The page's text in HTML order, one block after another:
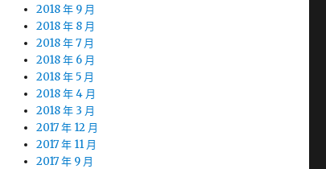
2018 年 9 月
2018 年 8 月
2018 年 7 月
2018 年 6 月
2018 年 5 月
2018 年 4 月
2018 年 3 月
2017 年 12 月
2017 年 11 月
2017 年 9 月